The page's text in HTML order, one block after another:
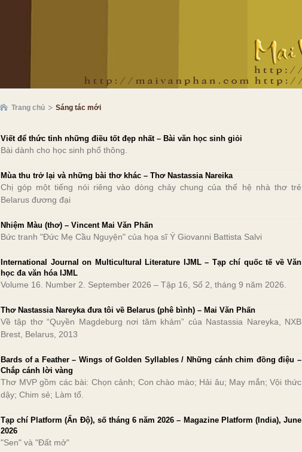
Trang chủ Sáng tác mới
Viết để thức tỉnh những điều tốt đẹp nhất – Bài văn học sinh giỏi
Bài dành cho học sinh phổ thông.
Mùa thu trở lại và những bài thơ khác – Thơ Nastassia Nareika
Chị góp một tiếng nói riêng vào dòng chảy chung của thế hệ nhà thơ trẻ
Belarus đương đại
Nhiệm Màu (thơ) – Vincent Mai Văn Phấn
Bức tranh "Đức Mẹ Cầu Nguyện" của họa sĩ Ý Giovanni Battista Salvi
International Journal on Multicultural Literature IJML – Tạp chí quốc tế về Văn
học đa văn hóa IJML
Volume 16. Number 2. September 2026 – Tập 16, Số 2, tháng 9 năm 2026.
Thơ Nastassia Nareyka đưa tôi về Belarus (phê bình) – Mai Văn Phấn
Về tập thơ “Quyền Magdeburg nơi tâm khảm” của Nastassia Nareyka, NXB
Brest, Belarus, 2013
Bards of a Feather – Wings of Golden Syllables / Những cánh chim đồng điệu –
Chắp cánh lời vàng
Thơ MVP gồm các bài: Chọn cảnh; Con chào mào; Hải âu; May mắn; Vội thức
dậy; Chim sẻ; Làm tổ.
Tạp chí Platform (Ấn Độ), số tháng 6 năm 2026 – Magazine Platform (India), June
2026
"Sen" và "Đất mở"